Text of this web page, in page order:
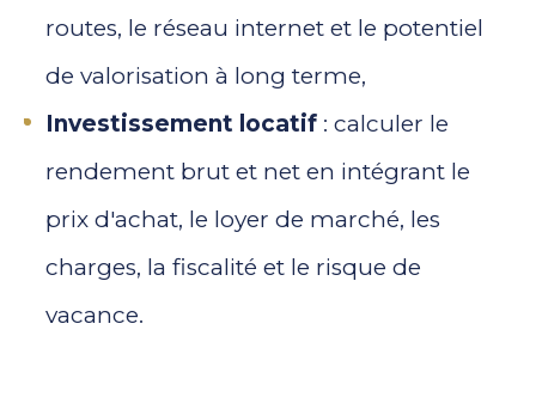
routes, le réseau internet et le potentiel
de valorisation à long terme,
Investissement locatif : calculer le
rendement brut et net en intégrant le
prix d'achat, le loyer de marché, les
charges, la fiscalité et le risque de
vacance.